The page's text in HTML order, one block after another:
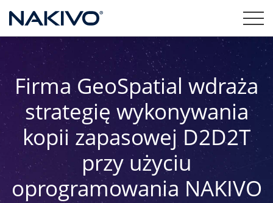
Firma GeoSpatial wdraża
strategię wykonywania
kopii zapasowej D2D2T
przy użyciu
oprogramowania NAKIVO